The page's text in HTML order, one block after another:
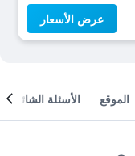
عرض الأسعار
الموقع الأسئلة الشائعة